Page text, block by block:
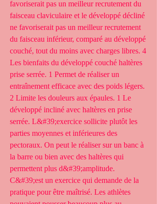
favoriserait pas un meilleur recrutement du
faisceau claviculaire et le développé décliné
ne favoriserait pas un meilleur recrutement
du faisceau inférieur, comparé au développé
couché, tout du moins avec charges libres. 4
Les bienfaits du développé couché haltères
prise serrée. 1 Permet de réaliser un
entraînement efficace avec des poids légers.
2 Limite les douleurs aux épaules. 1 Le
développé incliné avec haltères en prise
serrée. L&#39;exercice sollicite plutôt les
parties moyennes et inférieures des
pectoraux. On peut le réaliser sur un banc à
la barre ou bien avec des haltères qui
permettent plus d&#39;amplitude.
C&#39;est un exercice qui demande de la
pratique pour être maîtrisé. Les athlètes